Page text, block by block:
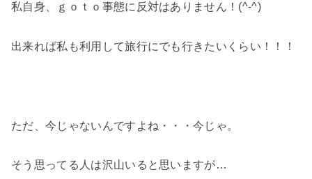
私自身、ｇｏｔｏ事態に反対はありません！(^-^)
出来れば私も利用して旅行にでも行きたいくらい！！！
ただ、今じゃないんですよね・・・今じゃ。
そう思ってる人は沢山いると思いますが…